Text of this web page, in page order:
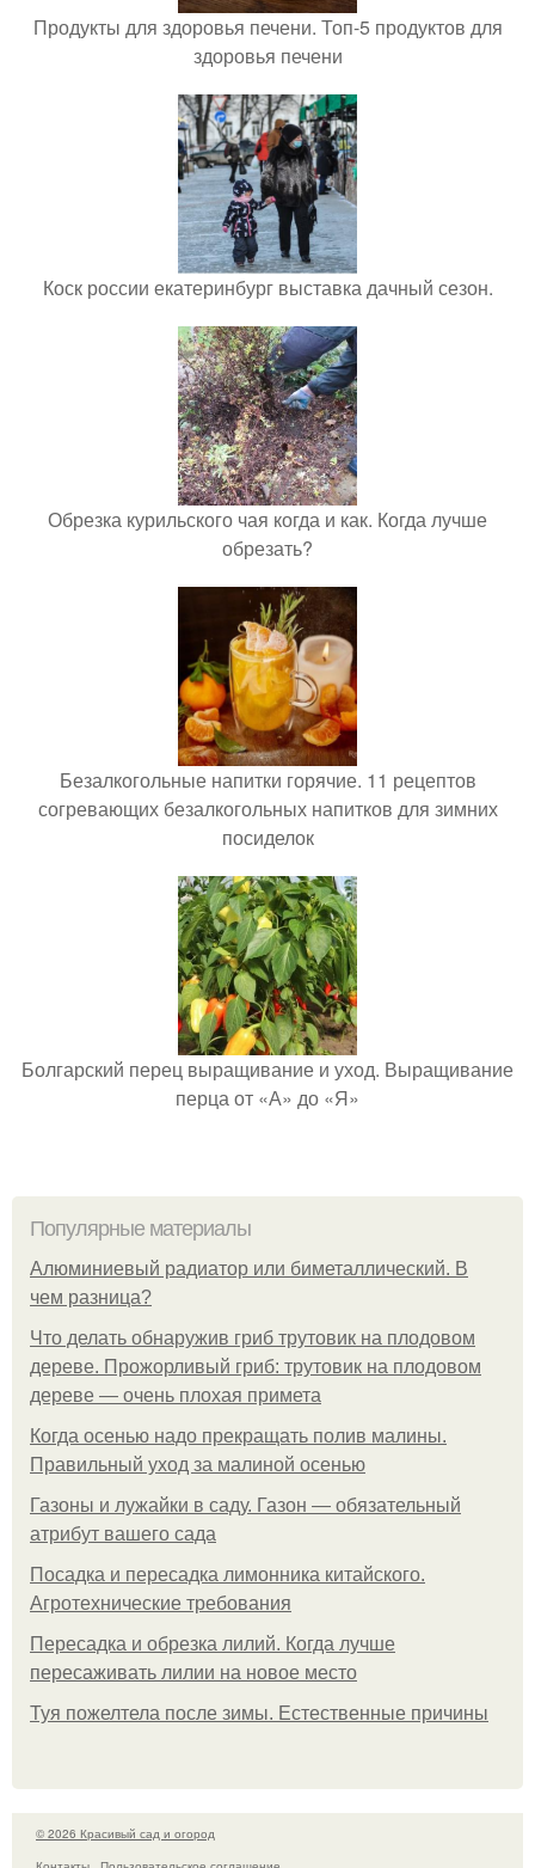
Продукты для здоровья печени. Топ-5 продуктов для
здоровья печени
Коск россии екатеринбург выставка дачный сезон.
Обрезка курильского чая когда и как. Когда лучше
обрезать?
Безалкогольные напитки горячие. 11 рецептов
согревающих безалкогольных напитков для зимних
посиделок
Болгарский перец выращивание и уход. Выращивание
перца от «А» до «Я»
Популярные материалы
Алюминиевый радиатор или биметаллический. В
чем разница?
Что делать обнаружив гриб трутовик на плодовом
дереве. Прожорливый гриб: трутовик на плодовом
дереве — очень плохая примета
Когда осенью надо прекращать полив малины.
Правильный уход за малиной осенью
Газоны и лужайки в саду. Газон — обязательный
атрибут вашего сада
Посадка и пересадка лимонника китайского.
Агротехнические требования
Пересадка и обрезка лилий. Когда лучше
пересаживать лилии на новое место
Туя пожелтела после зимы. Естественные причины
© 2026 Красивый сад и огород